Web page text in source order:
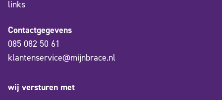
links
Contactgegevens
085 082 50 61
klantenservice@mijnbrace.nl
wij versturen met